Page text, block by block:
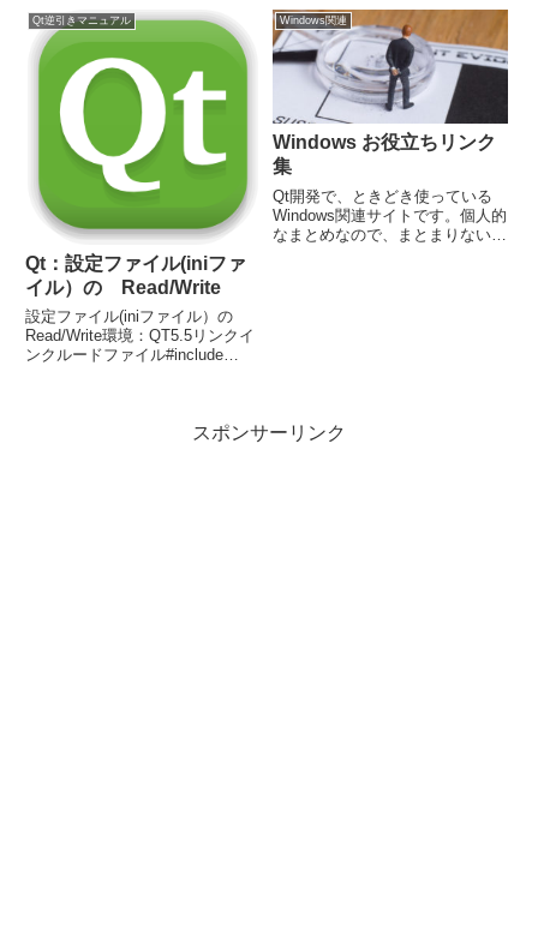
を取得します。リンクインクルー
ドファイル#include ui-
>ButtonGroup->checkedButt...
#include コード QFileInfo
info("C:\Program Fi...
Qt逆引きマニュアル
Qt：設定ファイル(iniファ
イル）の Read/Write
設定ファイル(iniファイル）の
Read/Write環境：QT5.5リンクイ
ンクルードファイル#include
Windows関連
Windows お役立ちリンク
集
Qt開発で、ときどき使っている
Windows関連サイトです。個人的
なまとめなので、まとまりないで
スポンサーリンク